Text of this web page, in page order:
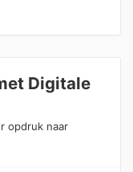
Digitale
opdruk naar